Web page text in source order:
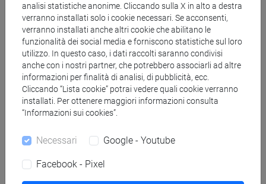
percorso comune
[CM60] CONSERVATION SCIENCE AND
TECHNOLOGY FOR CULTURAL HERITAGE -
Laurea magistrale (DM270)
percorso comune
[CM9] COMPUTER SCIENCE - Laurea
magistrale (DM270)
percorso comune
Insegnamenti mutuati
analisi statistiche anonime. Cliccando sulla X in alto a destra
verranno installati solo i cookie necessari. Se acconsenti,
verranno installati anche altri cookie che abilitano le
funzionalità dei social media e forniscono statistiche sul loro
utilizzo. In questo caso, i dati raccolti saranno condivisi
anche con i nostri partner, che potrebbero associarli ad altre
informazioni per finalità di analisi, di pubblicità, ecc.
Cliccando “Lista cookie” potrai vedere quali cookie verranno
installati. Per ottenere maggiori informazioni consulta
“Informazioni sui cookies”.
Necessari Google - Youtube
Facebook - Pixel